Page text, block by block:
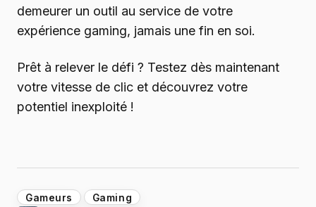
demeurer un outil au service de votre
expérience gaming, jamais une fin en soi.
Prêt à relever le défi ? Testez dès maintenant
votre vitesse de clic et découvrez votre
potentiel inexploité !
Gameurs Gaming